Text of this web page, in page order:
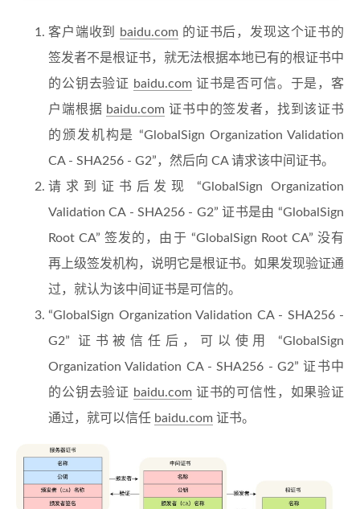
客户端收到 baidu.com 的证书后，发现这个证书的
签发者不是根证书，就无法根据本地已有的根证书中
的公钥去验证 baidu.com 证书是否可信。于是，客
户端根据 baidu.com 证书中的签发者，找到该证书
的颁发机构是 “GlobalSign Organization Validation
CA - SHA256 - G2”，然后向 CA 请求该中间证书。
请求到证书后发现 “GlobalSign Organization
Validation CA - SHA256 - G2” 证书是由 “GlobalSign
Root CA” 签发的，由于 “GlobalSign Root CA” 没有
再上级签发机构，说明它是根证书。如果发现验证通
过，就认为该中间证书是可信的。
“GlobalSign Organization Validation CA - SHA256 -
G2” 证书被信任后，可以使用 “GlobalSign
Organization Validation CA - SHA256 - G2” 证书中
的公钥去验证 baidu.com 证书的可信性，如果验证
通过，就可以信任 baidu.com 证书。